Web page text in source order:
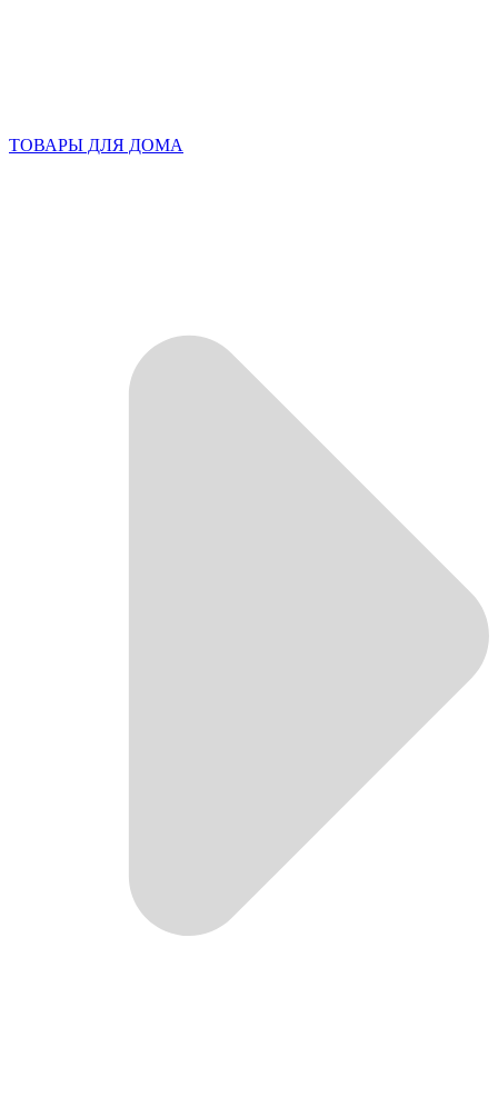
ТОВАРЫ ДЛЯ ДОМА